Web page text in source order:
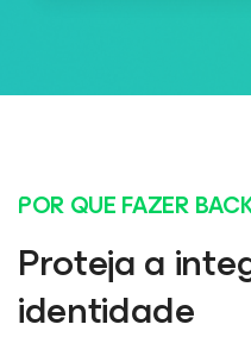
POR QUE FAZER
Proteja a
identidade